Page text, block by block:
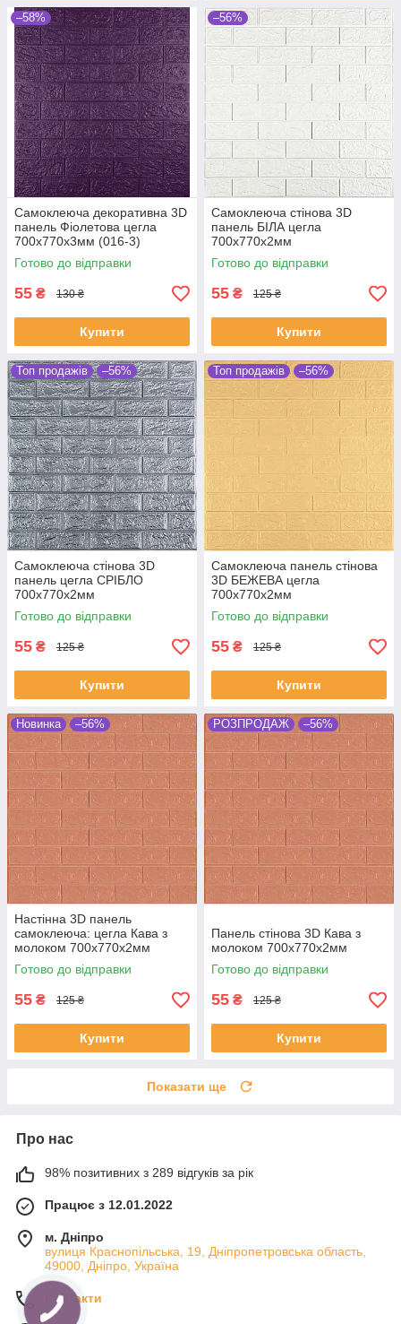
–58%
Самоклеюча декоративна 3D
панель Фіолетова цегла
700х770х3мм (016-3)
Готово до відправки
55 ₴ 130 ₴
Купити
–56%
Самоклеюча стінова 3D
панель БІЛА цегла
700х770х2мм
Готово до відправки
55 ₴ 125 ₴
Купити
Топ продажів –56%
Самоклеюча стінова 3D
панель цегла СРІБЛО
700х770х2мм
Готово до відправки
55 ₴ 125 ₴
Купити
Топ продажів –56%
Самоклеюча панель стінова
3D БЕЖЕВА цегла
700х770х2мм
Готово до відправки
55 ₴ 125 ₴
Купити
Новинка –56%
Настінна 3D панель
самоклеюча: цегла Кава з
молоком 700x770x2мм
Готово до відправки
55 ₴ 125 ₴
Купити
РОЗПРОДАЖ –56%
Панель стінова 3D Кава з
молоком 700х770х2мм
Готово до відправки
55 ₴ 125 ₴
Купити
Показати ще
Про нас
98% позитивних з 289 відгуків за рік
Працює з 12.01.2022
м. Дніпро
вулиця Краснопільська, 19, Дніпропетровська область,
49000, Дніпро, Україна
Контакти